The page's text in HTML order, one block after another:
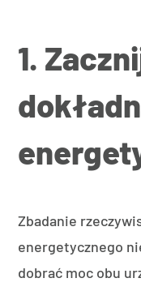
1.
Zbadanie
energetycznego
dobrać moc obu